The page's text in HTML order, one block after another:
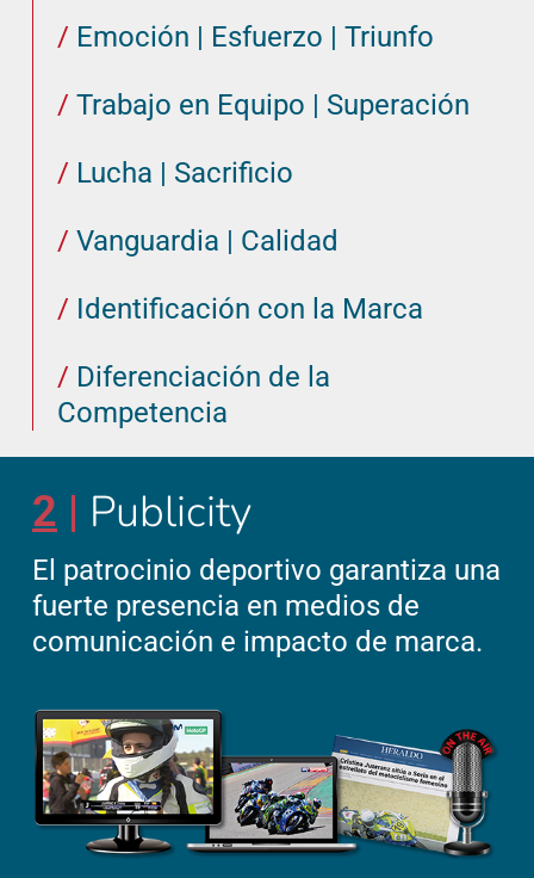
/ Emoción | Esfuerzo | Triunfo
/ Trabajo en Equipo | Superación
/ Lucha | Sacrificio
/ Vanguardia | Calidad
/ Identificación con la Marca
/ Diferenciación de la
Competencia
2 | Publicity
El patrocinio deportivo garantiza una
fuerte presencia en medios de
comunicación e impacto de marca.